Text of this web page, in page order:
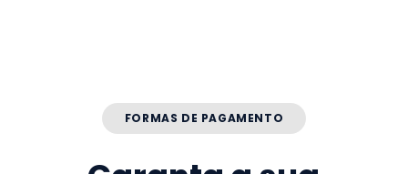
FORMAS DE PAGAMENTO